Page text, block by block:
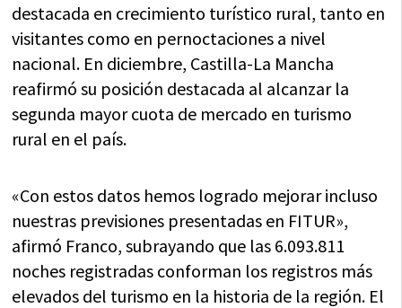
destacada en crecimiento turístico rural, tanto en
visitantes como en pernoctaciones a nivel
nacional. En diciembre, Castilla-La Mancha
reafirmó su posición destacada al alcanzar la
segunda mayor cuota de mercado en turismo
rural en el país.
«Con estos datos hemos logrado mejorar incluso
nuestras previsiones presentadas en FITUR»,
afirmó Franco, subrayando que las 6.093.811
noches registradas conforman los registros más
elevados del turismo en la historia de la región. El